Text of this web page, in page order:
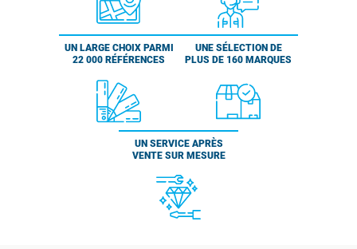
UN LARGE CHOIX PARMI
22 000 RÉFÉRENCES
UNE SÉLECTION DE
PLUS DE 160 MARQUES
UN SERVICE APRÈS
VENTE SUR MESURE